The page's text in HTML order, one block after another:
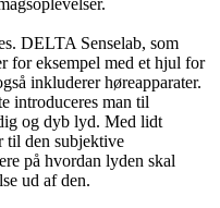
DELTA Senselab, som
for eksempel med et hjul for
inkluderer høreapparater.
introduceres man til
og dyb lyd. Med lidt
til den subjektive
på hvordan lyden skal
ud af den.